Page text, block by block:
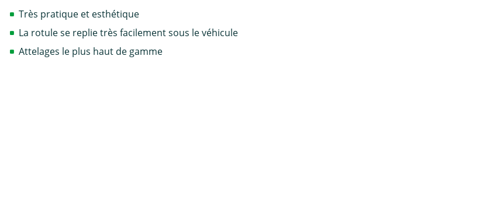
Très pratique et esthétique
La rotule se replie très facilement sous le véhicule
Attelages le plus haut de gamme